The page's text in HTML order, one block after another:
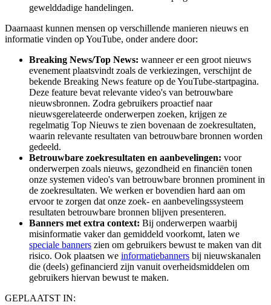
gewelddadige handelingen.
Daarnaast kunnen mensen op verschillende manieren nieuws en
informatie vinden op YouTube, onder andere door:
Breaking News/Top News: wanneer er een groot nieuws
evenement plaatsvindt zoals de verkiezingen, verschijnt de
bekende Breaking News feature op de YouTube-startpagina.
Deze feature bevat relevante video's van betrouwbare
nieuwsbronnen. Zodra gebruikers proactief naar
nieuwsgerelateerde onderwerpen zoeken, krijgen ze
regelmatig Top Nieuws te zien bovenaan de zoekresultaten,
waarin relevante resultaten van betrouwbare bronnen worden
gedeeld.
Betrouwbare zoekresultaten en aanbevelingen: voor
onderwerpen zoals nieuws, gezondheid en financiën tonen
onze systemen video's van betrouwbare bronnen prominent in
de zoekresultaten. We werken er bovendien hard aan om
ervoor te zorgen dat onze zoek- en aanbevelingssysteem
resultaten betrouwbare bronnen blijven presenteren.
Banners met extra context: Bij onderwerpen waarbij
misinformatie vaker dan gemiddeld voorkomt, laten we
speciale banners zien om gebruikers bewust te maken van dit
risico. Ook plaatsen we informatiebanners bij nieuwskanalen
die (deels) gefinancierd zijn vanuit overheidsmiddelen om
gebruikers hiervan bewust te maken.
GEPLAATST IN: